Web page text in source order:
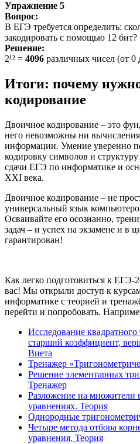
Упражнение 5
Вопрос:
В ЕГЭ требуется определить:
закодировать с помощью 12 бит?
Решение:
2¹² = 4096 различных чисел (от 0
Итоги: почему
кодирование
Двоичное кодирование – это
него невозможны ни
информации. Умение уверенно
кодировку символов и
сдачи ЕГЭ по информатике и
XXI века.
Двоичное кодирование – не
универсальный язык
Осваивайте его осознанно,
задач – и успех на экзамене и в
гарантирован!
Как легко подготовиться к ЕГЭ-
вас! Мы открыли доступ к
информатике с теорией и
перейти и попробовать.
Исследование
старший коэффициент,
Виета
Тренажер
Решение элементарных
Тренажер
Разложение на множители
уравнениях. Теория
Однородные
Четыре метода отбора
уравнения. Теория